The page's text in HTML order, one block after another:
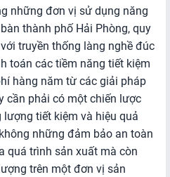
những đơn vị sử dụng năng
thành phố Hải Phòng, quy
truyền thống làng nghề đúc
toán các tiềm năng tiết kiệm
hàng năm từ các giải pháp
cần phải có một chiến lược
tiết kiệm và hiệu quả
những đảm bảo an toàn
quá trình sản xuất mà còn
trên một đơn vị sản